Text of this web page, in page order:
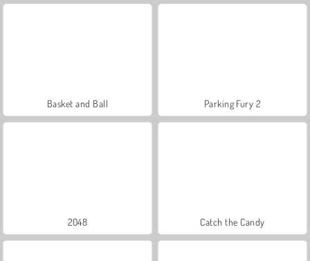
Basket and Ball Parking Fury 2
2048 Catch the Candy